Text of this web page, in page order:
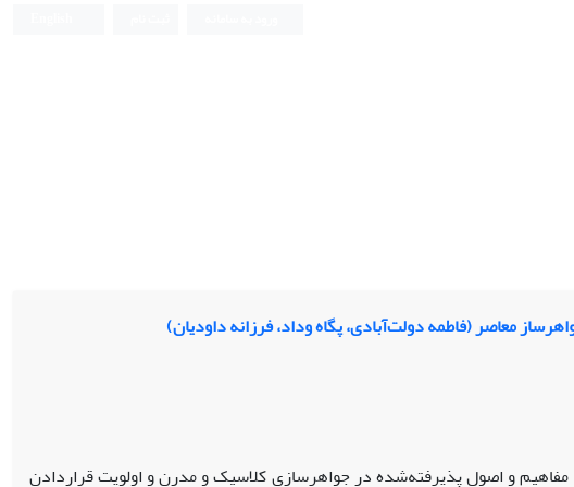
معاصر (فاطمه دولت‌آبادی، پگاه وداد، فرزانه داودیان)
و اصول پذیرفته‌‌شده در جواهرسازی کلاسیک و مدرن و اولویت قراردادن